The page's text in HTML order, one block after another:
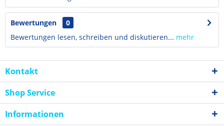
Bewertungen
0
Bewertungen lesen, schreiben und diskutieren... mehr
Kontakt
Shop Service
Informationen